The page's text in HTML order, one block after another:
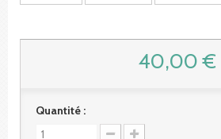
40,00 €
Quantité :